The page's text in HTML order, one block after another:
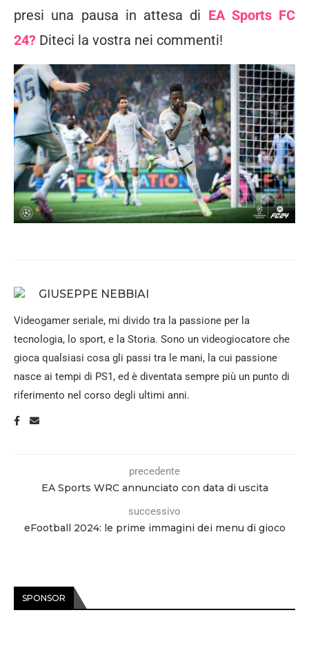
presi una pausa in attesa di EA Sports FC
24? Diteci la vostra nei commenti!
GIUSEPPE NEBBIAI
Videogamer seriale, mi divido tra la passione per la
tecnologia, lo sport, e la Storia. Sono un videogiocatore che
gioca qualsiasi cosa gli passi tra le mani, la cui passione
nasce ai tempi di PS1, ed è diventata sempre più un punto di
riferimento nel corso degli ultimi anni.
precedente
EA Sports WRC annunciato con data di uscita
successivo
eFootball 2024: le prime immagini dei menu di gioco
SPONSOR